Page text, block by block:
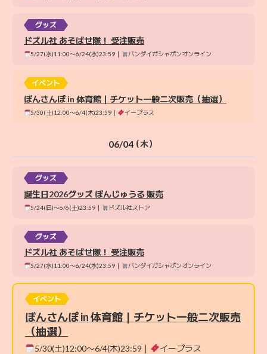
グッズ
ドズル社 あそばせ隊！ 受注販売
5/27(水)11:00〜6/24(水)23:59｜ バンダイガシャポンオンライン
イベント
ぼんさんぽ in 体育館｜チケット一般二次販売（抽選）
5/30(土)12:00〜6/4(木)23:59｜ イープラス
06/04（木）
グッズ
誕生日2026グッズ ぼんじゅうる 販売
5/24(日)〜6/6(土)23:59｜ ドズル社ストア
グッズ
ドズル社 あそばせ隊！ 受注販売
5/27(水)11:00〜6/24(水)23:59｜ バンダイガシャポンオンライン
イベント
ぼんさんぽ in 体育館｜チケット一般二次販売
（抽選）
5/30(土)12:00〜6/4(木)23:59｜ イープラス